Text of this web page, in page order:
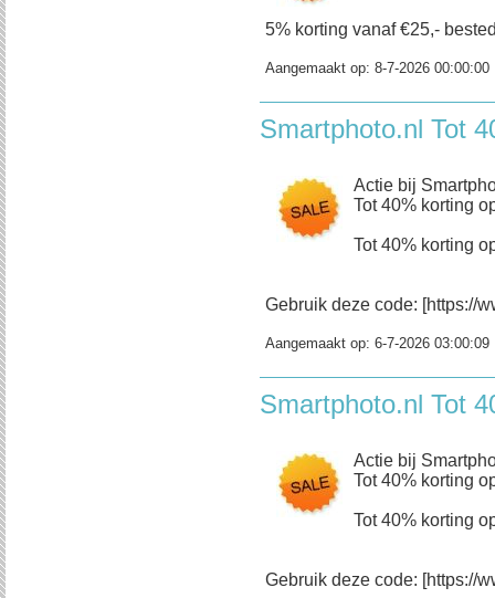
5% korting vanaf €25,-
Aangemaakt op: 8-7-2026 00:00:00
Smartphoto.nl Tot
Actie bij
Tot 40% korting
Tot 40% korting
Gebruik deze code: [https://
Aangemaakt op: 6-7-2026 03:00:09
Smartphoto.nl Tot
Actie bij
Tot 40% korting
Tot 40% korting
Gebruik deze code: [https://